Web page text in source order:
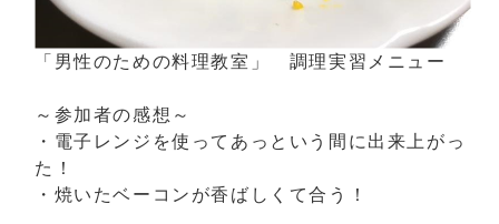
「男性のための料理教室」 調理実習メニュー
～参加者の感想～
・電子レンジを使ってあっという間に出来上がっ
た！
・焼いたベーコンが香ばしくて合う！